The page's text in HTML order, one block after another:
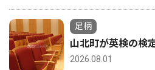
足柄
山北町が英検の検
2026.08.01